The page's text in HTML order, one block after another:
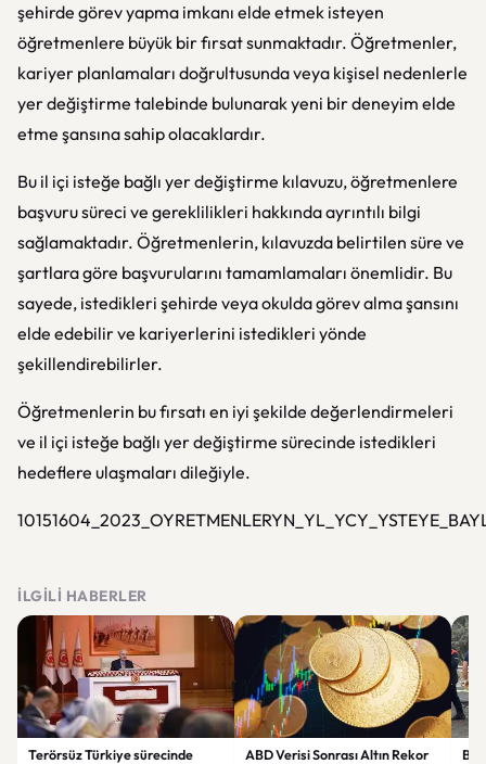
şehirde görev yapma imkanı elde etmek isteyen
öğretmenlere büyük bir fırsat sunmaktadır. Öğretmenler,
kariyer planlamaları doğrultusunda veya kişisel nedenlerle
yer değiştirme talebinde bulunarak yeni bir deneyim elde
etme şansına sahip olacaklardır.
Bu il içi isteğe bağlı yer değiştirme kılavuzu, öğretmenlere
başvuru süreci ve gereklilikleri hakkında ayrıntılı bilgi
sağlamaktadır. Öğretmenlerin, kılavuzda belirtilen süre ve
şartlara göre başvurularını tamamlamaları önemlidir. Bu
sayede, istedikleri şehirde veya okulda görev alma şansını
elde edebilir ve kariyerlerini istedikleri yönde
şekillendirebilirler.
Öğretmenlerin bu fırsatı en iyi şekilde değerlendirmeleri
ve il içi isteğe bağlı yer değiştirme sürecinde istedikleri
hedeflere ulaşmaları dileğiyle.
İLGILI HABERLER
Terörsüz Türkiye sürecinde
ABD Verisi Sonrası Altın Rekor